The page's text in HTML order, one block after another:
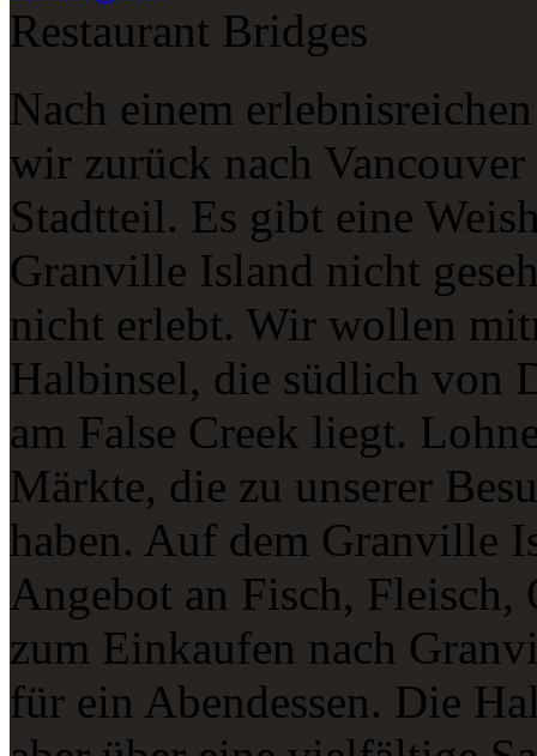
Restaurant Bridges
Nach einem
wir zurück nach
Stadtteil. Es gibt eine
Granville Island nicht
nicht erlebt. Wir wollen
Halbinsel, die südlich von
am False Creek liegt.
Märkte, die zu unserer
haben. Auf dem Granville
Angebot an Fisch,
zum Einkaufen nach
für ein Abendessen. Die